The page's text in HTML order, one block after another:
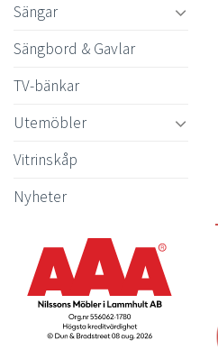
Sängar
Sängbord & Gavlar
TV-bänkar
Utemöbler
Vitrinskåp
Nyheter